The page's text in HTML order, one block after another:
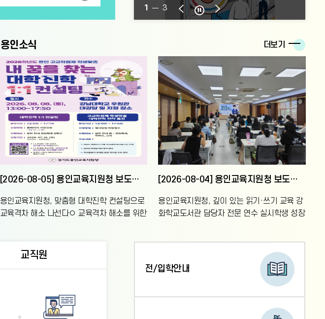
1 3
팝
업
전
팝
업
팝
업
음
용인소식
[2026-08-05] 용인교육지원청 보도자료 (용인교육지원청, 맞춤형 대학진학 컨설팅으로 교육격차 해소 나선다)
용인교육지원청, 맞춤형 대학진학 컨설팅으로
교육격차 해소 나선다◦ 교육격차 해소를 위한
[2026-08-04] 용인교육지원청 보도자료 (용인교육지원청, 깊이 있는 읽기·쓰기 교육 강화 학교도서관 담당자 전문 연수 실시)
용인교육지원청, 깊이 있는 읽기·쓰기 교육 강
화학교도서관 담당자 전문 연수 실시학생 성장
더보기
교직원
전/입학안내